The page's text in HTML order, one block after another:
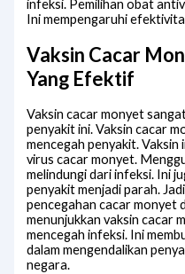
infeksi. Pemilihan obat
Ini mempengaruhi
Vaksin Cacar
Yang Efektif
Vaksin cacar monyet
penyakit ini. Vaksin cacar
mencegah penyakit.
virus cacar monyet.
melindungi dari infeksi. Ini
penyakit menjadi parah.
pencegahan cacar monyet
menunjukkan vaksin cacar
mencegah infeksi. Ini
dalam mengendalikan
negara.